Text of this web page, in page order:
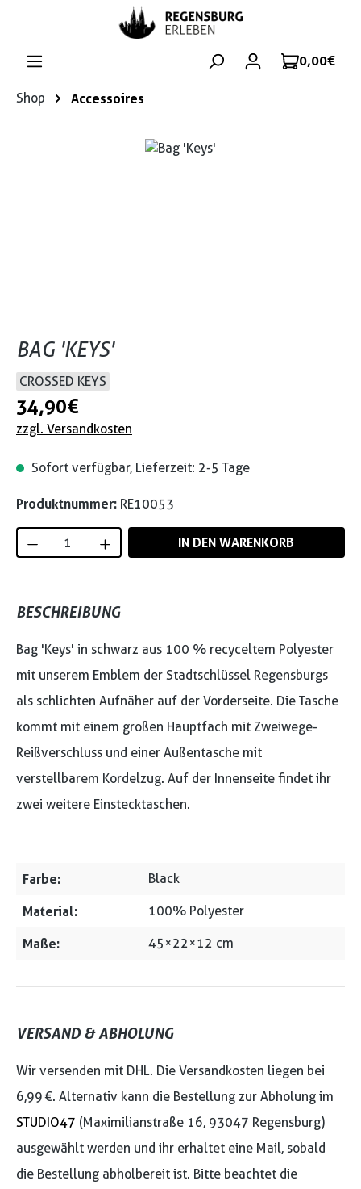
Zum Hauptinhalt springen
0,00 €
Shop Accessoires
Bildergalerie überspringen
BAG 'KEYS'
CROSSED KEYS
34,90 €
zzgl. Versandkosten
Sofort verfügbar, Lieferzeit: 2-5 Tage
Produktnummer: RE10053
Produkt Anzahl: Gib den gewünschten
IN DEN WARENKORB
BESCHREIBUNG
Bag 'Keys' in schwarz aus 100 % recyceltem Polyester
mit unserem Emblem der Stadtschlüssel Regensburgs
als schlichten Aufnäher auf der Vorderseite. Die Tasche
kommt mit einem großen Hauptfach mit Zweiwege-
Reißverschluss und einer Außentasche mit
verstellbarem Kordelzug. Auf der Innenseite findet ihr
zwei weitere Einstecktaschen.
Farbe: Black
Material: 100% Polyester
Maße: 45×22×12 cm
VERSAND & ABHOLUNG
Wir versenden mit DHL. Die Versandkosten liegen bei
6,99 €. Alternativ kann die Bestellung zur Abholung im
STUDIO47 (Maximilianstraße 16, 93047 Regensburg)
ausgewählt werden und ihr erhaltet eine Mail, sobald
die Bestellung abholbereit ist. Bitte beachtet die